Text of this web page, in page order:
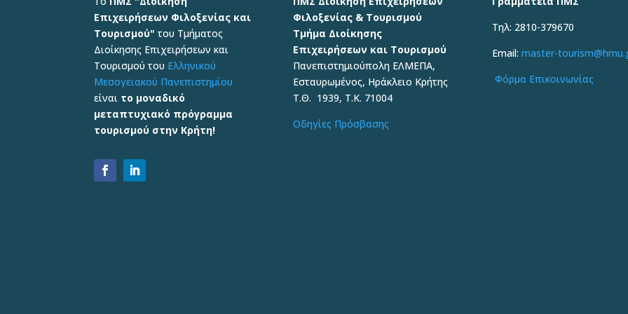
Επιχειρήσεων Φιλοξενίας και
Τουρισμού"του Τμήματος
Διοίκησης Επιχειρήσεων και
Τουρισμού του Ελληνικού
Μεσογειακού Πανεπιστημίου
είναι το μοναδικό
μεταπτυχιακό πρόγραμμα
τουρισμού στην Κρήτη!
Φιλοξενίας & Τουρισμού
Τμήμα Διοίκησης
Επιχειρήσεων και Τουρισμού
Πανεπιστημιούπολη ΕΛΜΕΠΑ,
Εσταυρωμένος, Ηράκλειο Κρήτης
Τ.Θ. 1939, Τ.Κ. 71004
Οδηγίες Πρόσβασης
Τηλ: 2810-379670
Email: master-
Φόρμα Επικοινωνίας